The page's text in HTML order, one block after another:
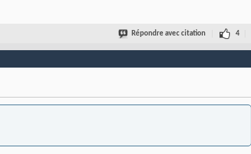
Répondre avec citation 4